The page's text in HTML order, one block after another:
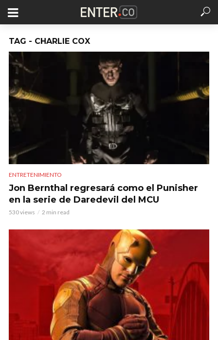
TAG - CHARLIE COX
ENTRETENIMIENTO
Jon Bernthal regresará como el Punisher
en la serie de Daredevil del MCU
530 views 2 min read